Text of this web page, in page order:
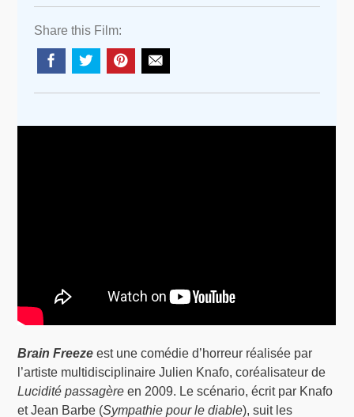
Share this Film:
Brain Freeze est une comédie d’horreur réalisée par
l’artiste multidisciplinaire Julien Knafo, coréalisateur de
Lucidité passagère en 2009. Le scénario, écrit par Knafo
et Jean Barbe (Sympathie pour le diable), suit les